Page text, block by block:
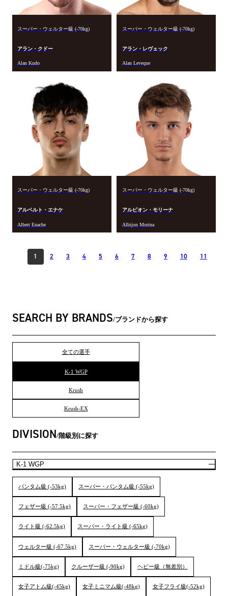
スーパー・ウェルター級 (-70kg)
アラン・クドー
Alan Kudo
スーパー・ウェルター級 (-70kg)
アラン・レヴェック
Alan Leveque
スーパー・ウェルター級 (-70kg)
アルベルト・エナケ
Albert Enache
スーパー・ウェルター級 (-70kg)
アルビオン・モリーナ
Albijon Morina
1 2 3 4 5 6 7 8 9 10 11
SEARCH BY BRANDS ブランドから探す
全ての選手
K-1 WGP
Krush
Krush-EX
DIVISION 階級別に探す
K-1 WGP
バンタム級 (-53kg) スーパー・バンタム級 (-55kg)
フェザー級 (-57.5kg) スーパー・フェザー級 (-60kg)
ライト級 (-62.5kg) スーパー・ライト級 (-65kg)
ウェルター級 (-67.5kg) スーパー・ウェルター級 (-70kg)
ミドル級(-75kg) クルーザー級 (-90kg) ヘビー級（無差別）
女子アトム級(-45kg) 女子ミニマム級(-48kg) 女子フライ級(-52kg)